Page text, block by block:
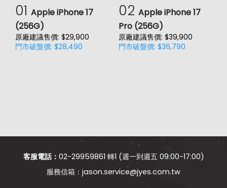
01 Apple iPhone 17
(256G)
原廠建議售價: $29,900
門市破盤價: $28,490
02 Apple iPhone 17
Pro (256G)
原廠建議售價: $39,900
門市破盤價: $36,790
客服電話： 02-29959861 轉1 (週一到週五 09:00-17:00)
jason.service@jyes.com.tw